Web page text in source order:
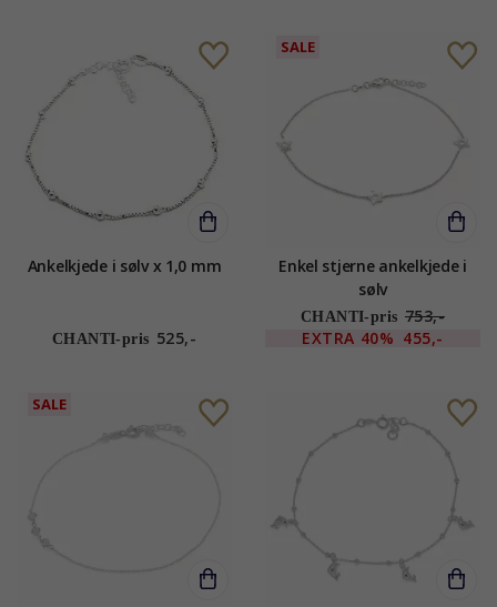
Ankelkjede i sølv x 1,0 mm
CHANTI-pris 525,-
SALE
Enkel stjerne ankelkjede i
sølv
CHANTI-pris 753,-
EXTRA 40% 455,-
SALE